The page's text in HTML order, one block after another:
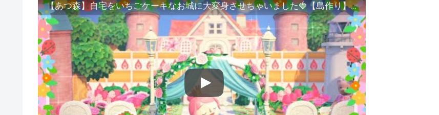
【あつ森】自宅をいちごケーキなお城に大変身させちゃいました🍓【島作り】【あつまれどうぶつの森】